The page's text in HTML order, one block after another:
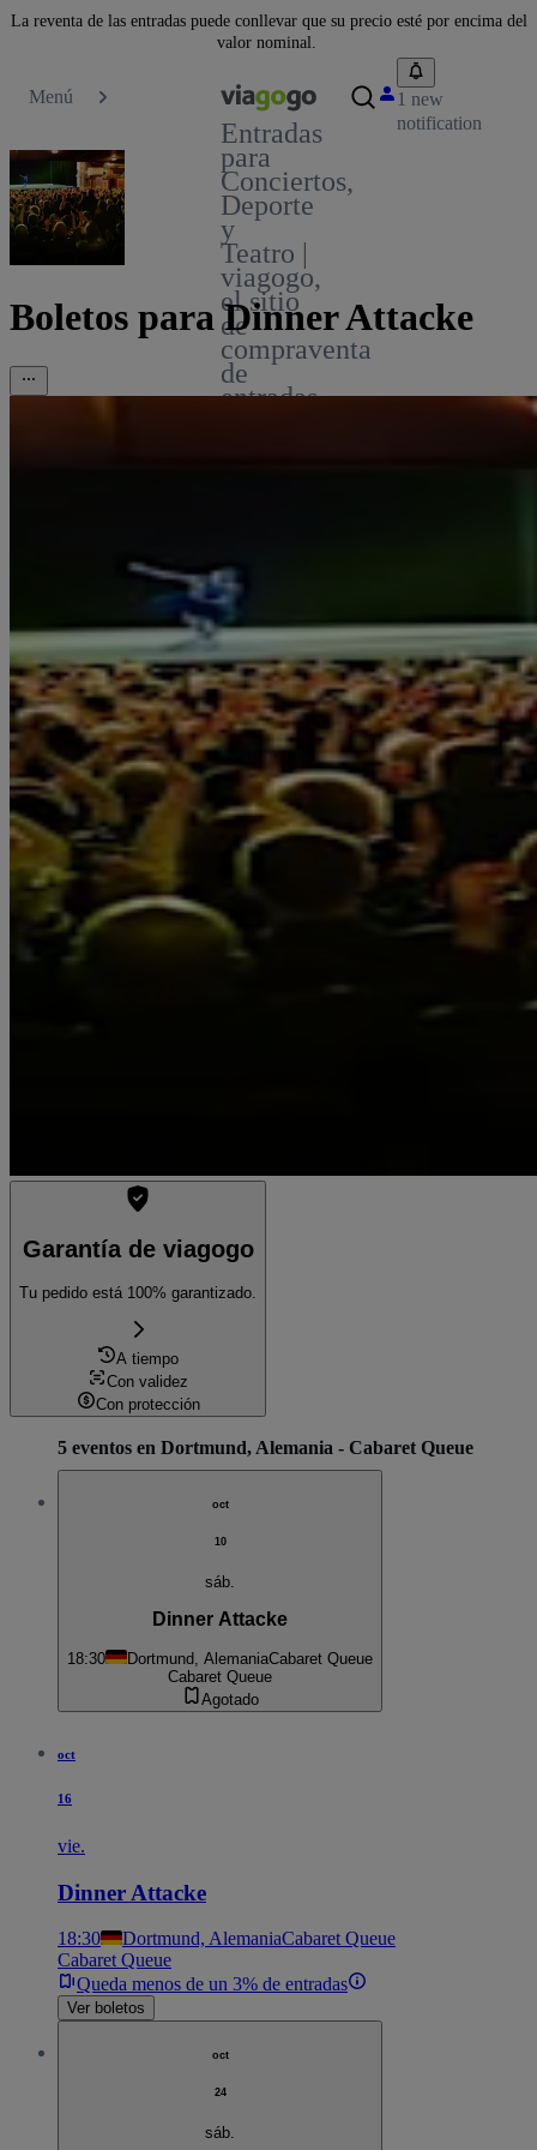
La reventa de las entradas puede conllevar que su precio esté por encima del
valor nominal.
Menú
Entradas
para
Conciertos,
Deporte
y
Teatro |
viagogo,
el sitio
de
compraventa
de
entradas
1 new
notification
Boletos para Dinner Attacke
Garantía de viagogo
Tu pedido está 100% garantizado.
A tiempo
Con validez
Con protección
5 eventos en Dortmund, Alemania - Cabaret Queue
oct
10
sáb.
Dinner Attacke
18:30 Dortmund, AlemaniaCabaret Queue
Cabaret Queue
Agotado
oct
16
vie.
Dinner Attacke
18:30 Dortmund, AlemaniaCabaret Queue
Cabaret Queue
Queda menos de un 3% de entradas
Ver boletos
oct
24
sáb.